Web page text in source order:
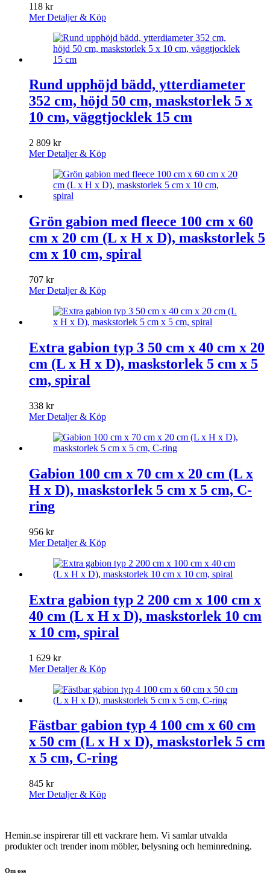
118 kr
Mer Detaljer & Köp
Rund upphöjd bädd, ytterdiameter
352 cm, höjd 50 cm, maskstorlek 5 x
10 cm, väggtjocklek 15 cm
2 809 kr
Mer Detaljer & Köp
Grön gabion med fleece 100 cm x 60
cm x 20 cm (L x H x D), maskstorlek 5
cm x 10 cm, spiral
707 kr
Mer Detaljer & Köp
Extra gabion typ 3 50 cm x 40 cm x 20
cm (L x H x D), maskstorlek 5 cm x 5
cm, spiral
338 kr
Mer Detaljer & Köp
Gabion 100 cm x 70 cm x 20 cm (L x
H x D), maskstorlek 5 cm x 5 cm, C-
ring
956 kr
Mer Detaljer & Köp
Extra gabion typ 2 200 cm x 100 cm x
40 cm (L x H x D), maskstorlek 10 cm
x 10 cm, spiral
1 629 kr
Mer Detaljer & Köp
Fästbar gabion typ 4 100 cm x 60 cm
x 50 cm (L x H x D), maskstorlek 5 cm
x 5 cm, C-ring
845 kr
Mer Detaljer & Köp
Hemin.se inspirerar till ett vackrare hem. Vi samlar utvalda
produkter och trender inom möbler, belysning och heminredning.
Om oss